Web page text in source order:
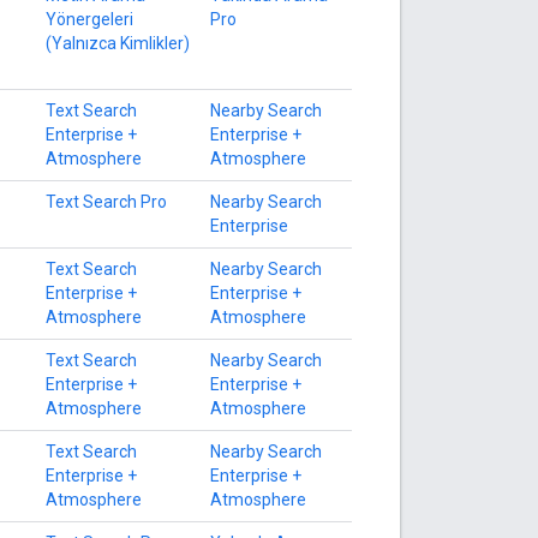
Yönergeleri
(Yalnızca Kimlikler)
Pro
Text Search
Enterprise +
Atmosphere
Nearby Search
Enterprise +
Atmosphere
Text Search Pro
Nearby Search
Enterprise
Text Search
Enterprise +
Atmosphere
Nearby Search
Enterprise +
Atmosphere
Text Search
Enterprise +
Atmosphere
Nearby Search
Enterprise +
Atmosphere
Text Search
Enterprise +
Atmosphere
Nearby Search
Enterprise +
Atmosphere